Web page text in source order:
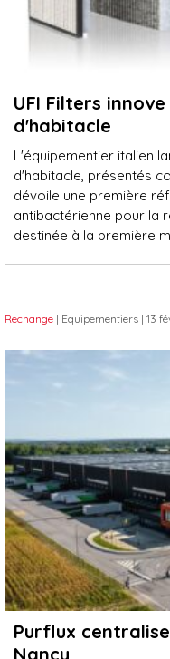
UFI Filters
d'habitacle
L'équipementier italien
d'habitacle, présentés
dévoile une première
antibactérienne pour la
destinée à la première
Rechange | Equipementiers | 13
Purflux
Nancy